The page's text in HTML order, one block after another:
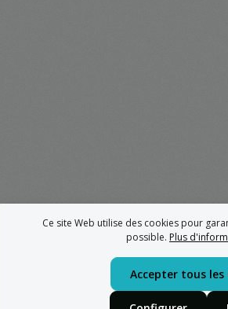
Ce site Web utilise des cookies pour
possible. Plus
Accepter tous les